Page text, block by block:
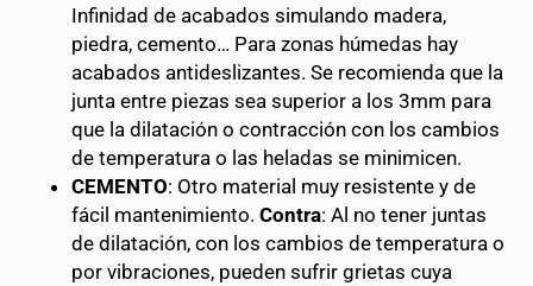
Infinidad de acabados simulando madera,
piedra, cemento… Para zonas húmedas hay
acabados antideslizantes. Se recomienda que la
junta entre piezas sea superior a los 3mm para
que la dilatación o contracción con los cambios
de temperatura o las heladas se minimicen.
CEMENTO: Otro material muy resistente y de
fácil mantenimiento. Contra: Al no tener juntas
de dilatación, con los cambios de temperatura o
por vibraciones, pueden sufrir grietas cuya